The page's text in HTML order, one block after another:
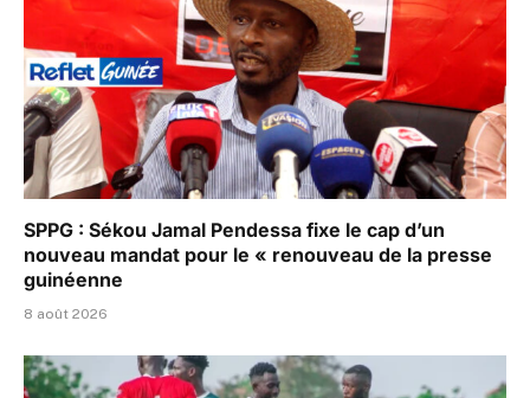
SPPG : Sékou Jamal Pendessa fixe le cap d’un
nouveau mandat pour le « renouveau de la presse
guinéenne
8 août 2026